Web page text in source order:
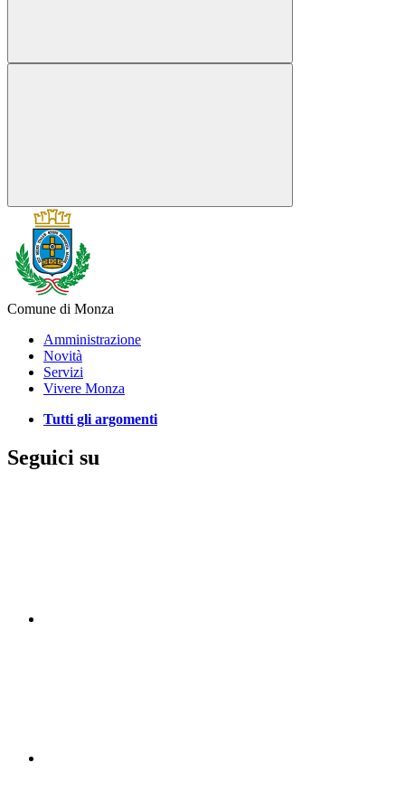
Comune di Monza
Amministrazione
Novità
Servizi
Vivere Monza
Tutti gli argomenti
Seguici su